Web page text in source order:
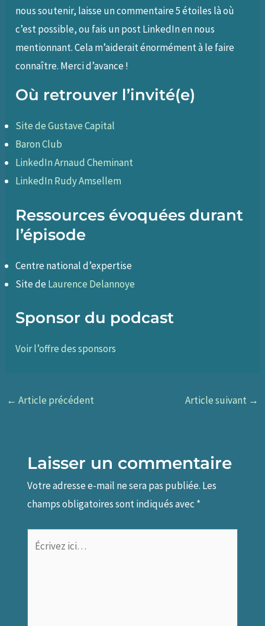
nous soutenir, laisse un commentaire 5 étoiles là où
c’est possible, ou fais un post LinkedIn en nous
mentionnant. Cela m’aiderait énormément à le faire
connaître. Merci d’avance !
Où retrouver l’invité(e)
Site de Gustave Capital
Baron Club
LinkedIn Arnaud Cheminant
LinkedIn Rudy Amsellem
Ressources évoquées durant
l’épisode
Centre national d’expertise
Site deLaurence Delannoye
Sponsor du podcast
Voir l’offre des sponsors
← Article précédent Article suivant →
Laisser un commentaire
Votre adresse e-mail ne sera pas publiée. Les
champs obligatoires sont indiqués avec *
Écrivez